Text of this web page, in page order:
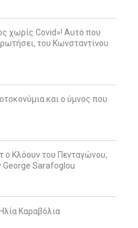
χωρίς Covid»! Αυτό που
του Κωνσταντίνου
και ο ύμνος που
ο Κλόουν του Πενταγώνου,
George Sarafoglou
Καραβόλια